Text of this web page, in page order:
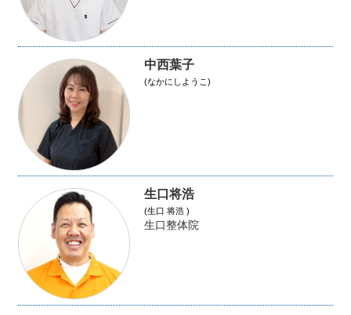
中西葉子
(なかにしようこ)
生口将浩
(生口 将浩 )
生口整体院